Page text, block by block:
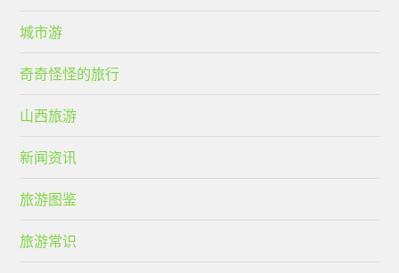
城市游
奇奇怪怪的旅行
山西旅游
新闻资讯
旅游图鉴
旅游常识